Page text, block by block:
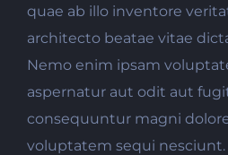
quae ab illo inventore
architecto beatae vitae
Nemo enim ipsam
aspernatur aut odit aut
consequuntur magni
voluptatem sequi